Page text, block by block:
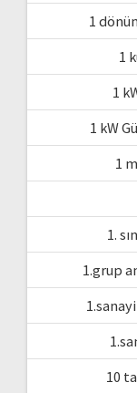
1
1
1
1 kW
1
1.
1.grup
10